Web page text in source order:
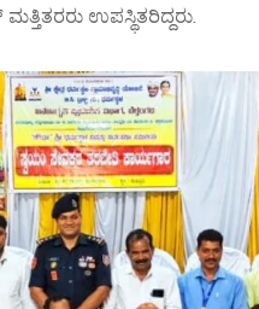
ಉಪಸ್ಥಿತರಿದ್ದರು.